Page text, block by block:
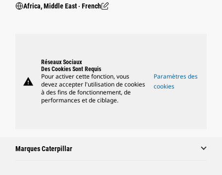
Africa, Middle East ‧ French
warning
Réseaux Sociaux
Des Cookies Sont Requis
Pour activer cette fonction, vous
devez accepter l'utilisation de cookies
à des fins de fonctionnement, de
performances et de ciblage.
Paramètres des
cookies
Marques Caterpillar